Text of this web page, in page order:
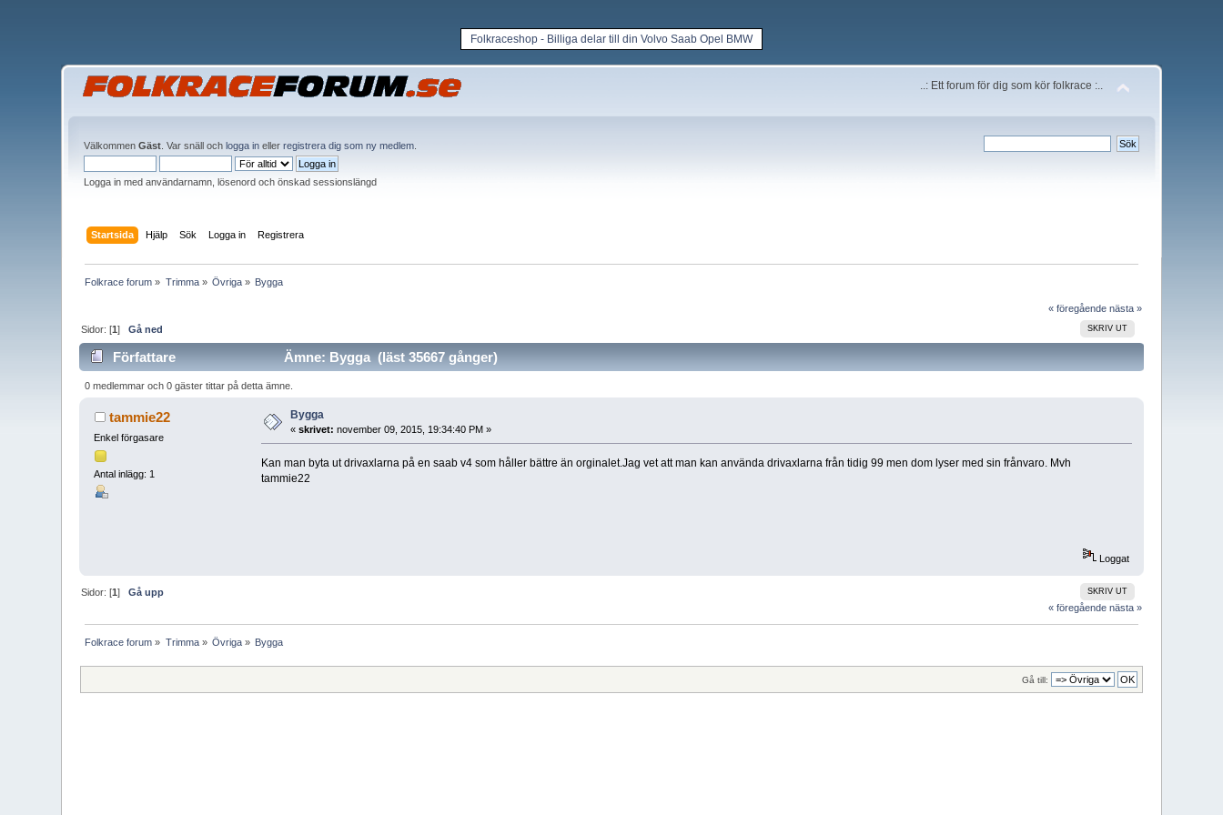
Folkraceshop - Billiga delar till din Volvo Saab Opel BMW
..: Ett forum för dig som kör folkrace :..
VälkommenGäst . Var snäll ochlogga in ellerregistrera dig som ny medlem
Logga in med användarnamn, lösenord och önskad sessionslängd
Startsida Hjälp Sök Logga in Registrera
Folkrace forum » Trimma» Övriga » Bygga
« föregående nästa »
SKRIV UT
Sidor: [1]Gå ned
Författare Ämne: Bygga (läst 35667 gånger)
0 medlemmar och 0 gäster tittar på detta ämne.
tammie22
Enkel förgasare
Antal inlägg: 1
Bygga
«skrivet: november 09, 2015, 19:34:40 PM »
Kan man byta ut drivaxlarna på en saab v4 som håller bättre än orginalet.Jag vet att man kan använda drivaxlarna från tidig 99 men dom lyser med sin frånvaro. Mvh
tammie22
Loggat
SKRIV UT
Sidor: [1]Gå upp
« föregående nästa »
Folkrace forum » Trimma» Övriga » Bygga
Gå till: